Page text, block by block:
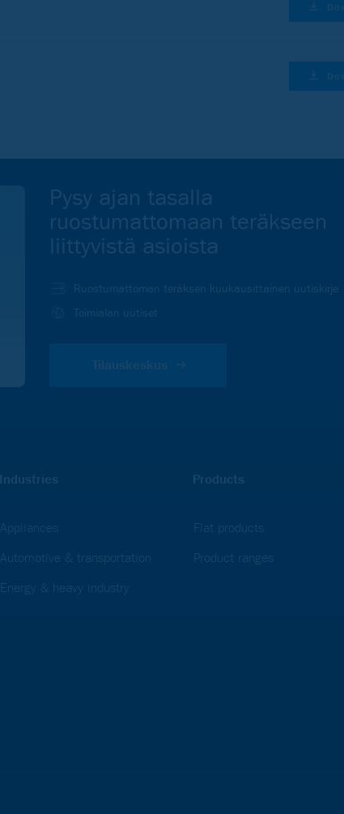
Pysy ajan tasalla
ruostumattomaan teräkseen
liittyvistä asioista
Ruostumattoman teräksen kuukausittainen uutiskirje
Toimialan uutiset
Tilauskeskus
Industries
Appliances
Automotive & transportation
Energy & heavy industry
Products
Flat products
Product ranges